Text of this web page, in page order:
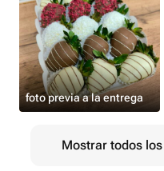
foto previa a la entrega
Mostrar todos